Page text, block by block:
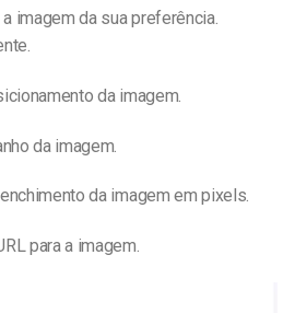
imagem da sua preferência.
da imagem.
da imagem.
da imagem em pixels.
para a imagem.